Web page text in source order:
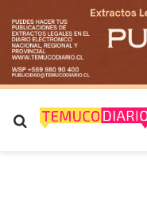
Buscar por